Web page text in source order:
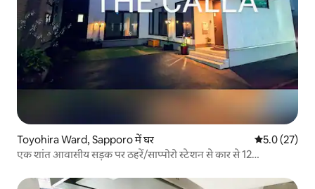
Toyohira Ward, Sapporo में घर औसत रेटिंग 5
5.0 (27)
एक शांत आवासीय सड़क पर ठहरें/साप्पोरो स्टेशन से कार से 12
पार्किंग